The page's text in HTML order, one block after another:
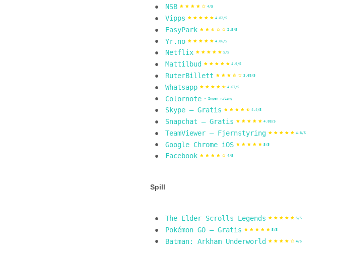
NSB 4/5
Vipps 4.82/5
EasyPark 2.5/5
Yr.no 4.86/5
Netflix 5/5
Mattilbud 4.9/5
RuterBillett 3.69/5
Whatsapp 4.67/5
Colornote - Ingen rating
Skype – Gratis 4.4/5
Snapchat – Gratis 4.88/5
TeamViewer – Fjernstyring 4.8/5
Google Chrome iOS 5/5
Facebook 4/5
Spill
The Elder Scrolls Legends 5/5
Pokémon GO – Gratis 5/5
Batman: Arkham Underworld 4/5